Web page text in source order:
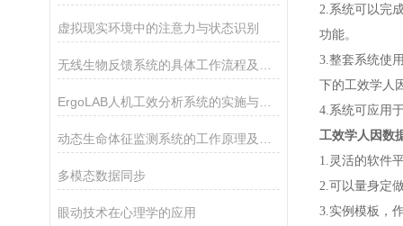
虚拟现实环境中的注意力与状态识别
ErgoLAB人机工效分析系统的实施与工作流程全分析
多模态数据同步
眼动技术在心理学的应用
2.系统可以完
功能。
3.整套系统使
下的工效学人
4.系统可应用
工效学人因数
1.灵活的软件
2.可以量身定
3.实例模板，